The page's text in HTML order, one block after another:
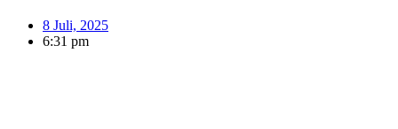
8 Juli, 2025
6:31 pm